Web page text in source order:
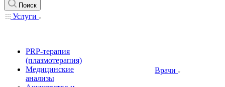
Поиск
Услуги
PRP-терапия
(плазмотерапия)
Медицинские
анализы
Врачи